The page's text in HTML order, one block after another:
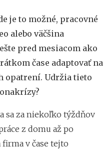
je to možné, pracovné
alebo väčšina
pred mesiacom ako
čase adaptovať na
opatrení. Udržia tieto
sa za niekoľko týždňov
z domu až po
v čase tejto